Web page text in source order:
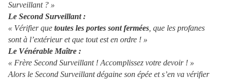
Surveillant ? »
Le Second Surveillant :
« Vérifier que toutes les portes sont fermées , que les profanes
sont à l’extérieur et que tout est en ordre ! »
Le Vénérable Maître :
« Frère Second Surveillant ! Accomplissez votre devoir ! »
Alors le Second Surveillant dégaine son épée et s’en va vérifier